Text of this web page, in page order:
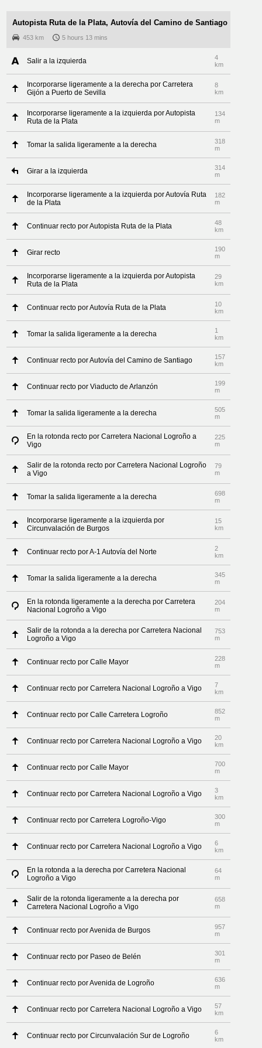
Autopista Ruta de la Plata, Autovía del Camino de Santiago
453 km 5 hours 13 mins
Salir a la izquierda
4
km
Incorporarse ligeramente a la derecha por Carretera
Gijón a Puerto de Sevilla
8
km
Incorporarse ligeramente a la izquierda por Autopista
Ruta de la Plata
134
m
Tomar la salida ligeramente a la derecha
318
m
Girar a la izquierda
314
m
Incorporarse ligeramente a la izquierda por Autovía Ruta
de la Plata
182
m
Continuar recto por Autopista Ruta de la Plata
48
km
Girar recto
190
m
Incorporarse ligeramente a la izquierda por Autopista
Ruta de la Plata
29
km
Continuar recto por Autovía Ruta de la Plata
10
km
Tomar la salida ligeramente a la derecha
1
km
Continuar recto por Autovía del Camino de Santiago
157
km
Continuar recto por Viaducto de Arlanzón
199
m
Tomar la salida ligeramente a la derecha
505
m
En la rotonda recto por Carretera Nacional Logroño a
Vigo
225
m
Salir de la rotonda recto por Carretera Nacional Logroño
a Vigo
79
m
Tomar la salida ligeramente a la derecha
698
m
Incorporarse ligeramente a la izquierda por
Circunvalación de Burgos
15
km
Continuar recto por A-1 Autovía del Norte
2
km
Tomar la salida ligeramente a la derecha
345
m
En la rotonda ligeramente a la derecha por Carretera
Nacional Logroño a Vigo
204
m
Salir de la rotonda a la derecha por Carretera Nacional
Logroño a Vigo
753
m
Continuar recto por Calle Mayor
228
m
Continuar recto por Carretera Nacional Logroño a Vigo
7
km
Continuar recto por Calle Carretera Logroño
852
m
Continuar recto por Carretera Nacional Logroño a Vigo
20
km
Continuar recto por Calle Mayor
700
m
Continuar recto por Carretera Nacional Logroño a Vigo
3
km
Continuar recto por Carretera Logroño-Vigo
300
m
Continuar recto por Carretera Nacional Logroño a Vigo
6
km
En la rotonda a la derecha por Carretera Nacional
Logroño a Vigo
64
m
Salir de la rotonda ligeramente a la derecha por
Carretera Nacional Logroño a Vigo
658
m
Continuar recto por Avenida de Burgos
957
m
Continuar recto por Paseo de Belén
301
m
Continuar recto por Avenida de Logroño
636
m
Continuar recto por Carretera Nacional Logroño a Vigo
57
km
Continuar recto por Circunvalación Sur de Logroño
6
km